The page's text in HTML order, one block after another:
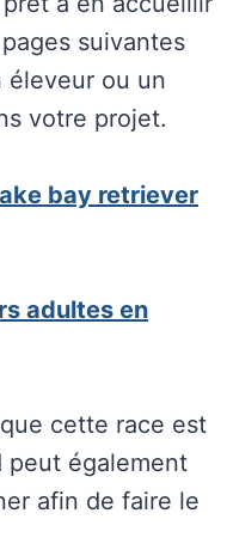
suivantes
éleveur ou un
votre projet.
bay retriever
adultes en
cette race est
peut également
afin de faire le